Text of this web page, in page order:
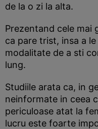
de la o zi la alta.
Prezentand cele mai
ca pare trist, insa a
modalitate de a sti
lung.
Studiile arata ca, in
neinformate in ceea
periculoase atat la
lucru este foarte